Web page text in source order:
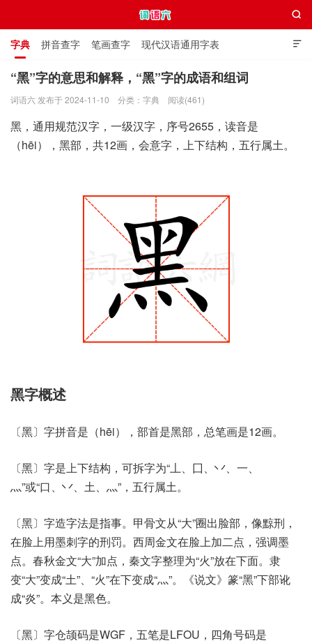

字典 拼音查字 笔画查字 现代汉语通用字表
通用规范汉字表 叠字大全 独体字大全 极简英语词典

“黑”字的意思和解释，“黑”字的成语和组词
词语六 发布于 2024-11-10 分类： 字典 阅读(461)
黑，通用规范汉字，一级汉字，序号2655，读音是
（hēi），黑部，共12画，会意字，上下结构，五行属土。
黑字概述
〔黑〕字拼音是（hēi），部首是黑部，总笔画是12画。
〔黑〕字是上下结构，可拆字为“丄、囗、丷、一、
灬”或“口、丷、土、灬”，五行属土。
〔黑〕字造字法是指事。甲骨文从“大”圈出脸部，像黥刑，
在脸上用墨刺字的刑罚。西周金文在脸上加二点，强调墨
点。春秋金文“大”加点，秦文字整理为“火”放在下面。隶
变“大”变成“土”、“火”在下变成“灬”。《说文》篆“黑”下部讹
成“炎”。本义是黑色。
〔黑〕字仓颉码是WGF，五笔是LFOU，四角号码是